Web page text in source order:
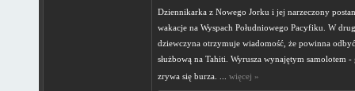
Dziennikarka z Nowego Jorku i jej narzeczony
wakacje na Wyspach Południowego Pacyfiku. W
dziewczyna otrzymuje wiadomość, że powinna
służbową na Tahiti. Wyrusza wynajętym samolotem -
zrywa się burza. ... więcej »